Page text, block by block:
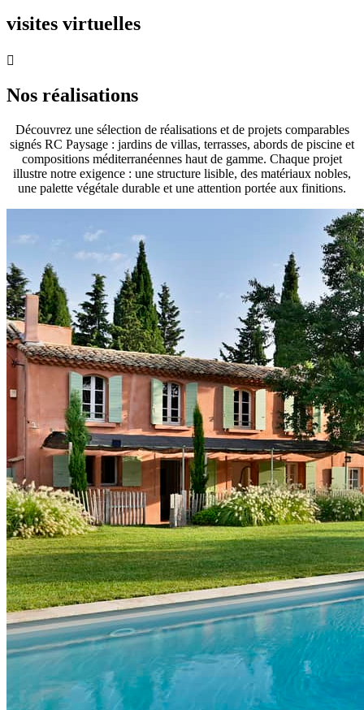
visites virtuelles

Nos réalisations
Découvrez une sélection de réalisations et de projets comparables
signés RC Paysage : jardins de villas, terrasses, abords de piscine et
compositions méditerranéennes haut de gamme. Chaque projet
illustre notre exigence : une structure lisible, des matériaux nobles,
une palette végétale durable et une attention portée aux finitions.